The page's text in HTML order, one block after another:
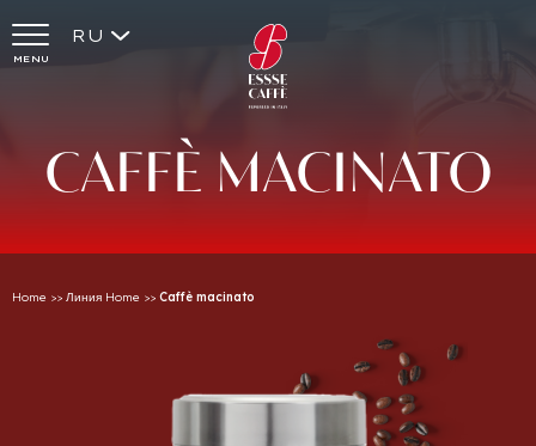
MENU
RU
CAFFÈMACINATO
Home >> Линия Home >> Caffè macinato